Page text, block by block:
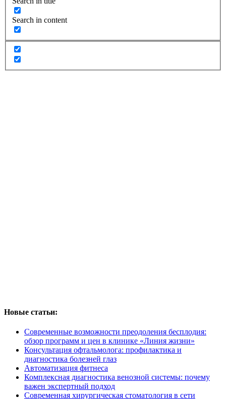
Search in content
Новые статьи:
Современные возможности преодоления бесплодия:
обзор программ и цен в клинике «Линия жизни»
Консультация офтальмолога: профилактика и
диагностика болезней глаз
Автоматизация фитнеса
Комплексная диагностика венозной системы: почему
важен экспертный подход
Современная хирургическая стоматология в сети